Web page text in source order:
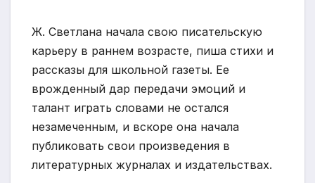
Ж. Светлана начала свою писательскую
карьеру в раннем возрасте, пиша стихи и
рассказы для школьной газеты. Ее
врожденный дар передачи эмоций и
талант играть словами не остался
незамеченным, и вскоре она начала
публиковать свои произведения в
литературных журналах и издательствах.